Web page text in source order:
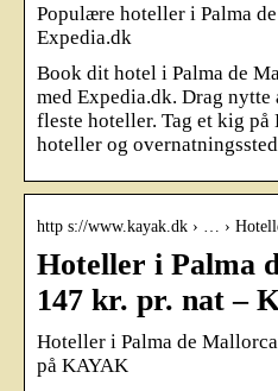
Populære hoteller i Palma
Expedia.dk
Book dit hotel i Palma de
med Expedia.dk. Drag
fleste hoteller. Tag et kig på
hoteller og
http s://www.kayak.dk › … ›
Hoteller i Palma
147 kr. pr. nat –
Hoteller i Palma de
på KAYAK